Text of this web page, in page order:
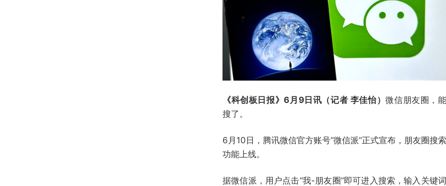
《科创板日报》6月9日讯（记者 李佳怡）微信朋友圈，能
搜了。
6月10日，腾讯微信官方账号“微信派”正式宣布，朋友圈搜索
功能上线。
据微信派，用户点击“我-朋友圈”即可进入搜索，输入关键词